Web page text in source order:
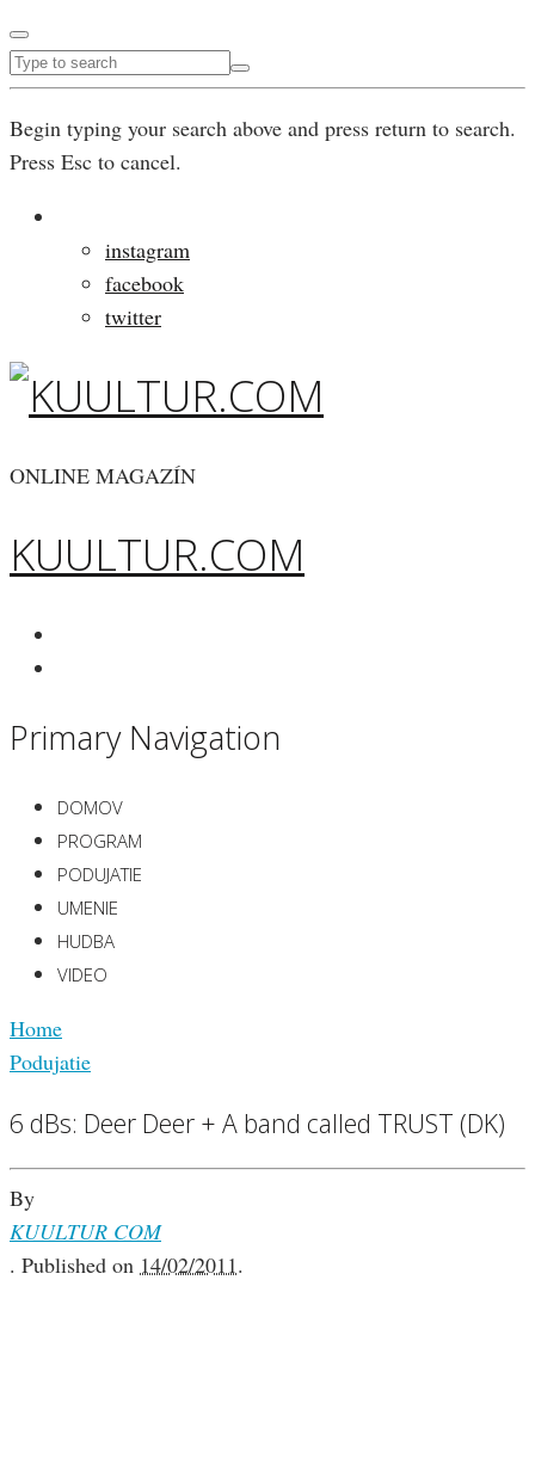
Begin typing your search above and press return to search.
Press Esc to cancel.
instagram
facebook
twitter
ONLINE MAGAZÍN
KUULTUR.COM
Primary Navigation
DOMOV
PROGRAM
PODUJATIE
UMENIE
HUDBA
VIDEO
Home
Podujatie
6 dBs: Deer Deer + A band called TRUST (DK)
By
KUULTUR COM
. Published on 14/02/2011.